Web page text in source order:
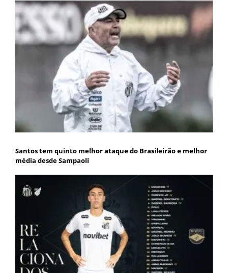
Santos tem quinto melhor ataque do Brasileirão e melhor
média desde Sampaoli